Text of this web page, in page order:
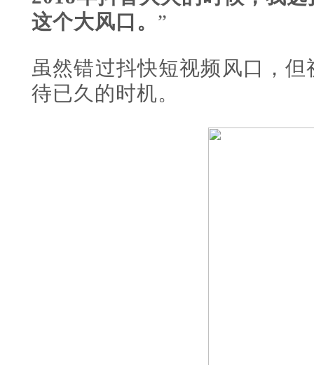
这个大风口。 ”
虽然错过抖快短视频风口，
待已久的时机。